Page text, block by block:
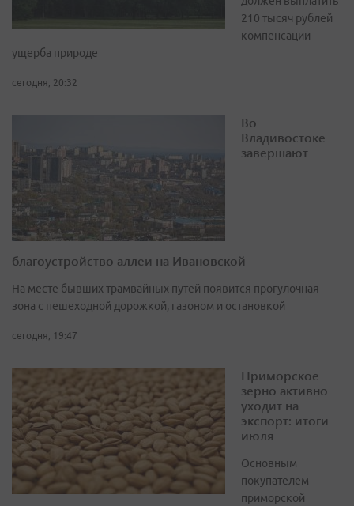
210 тысяч рублей
компенсации
ущерба природе
сегодня, 20:32
Во
Владивостоке
завершают
благоустройство аллеи на Ивановской
На месте бывших трамвайных путей появится прогулочная
зона с пешеходной дорожкой, газоном и остановкой
сегодня, 19:47
Приморское
зерно активно
уходит на
экспорт: итоги
июля
Основным
покупателем
приморской